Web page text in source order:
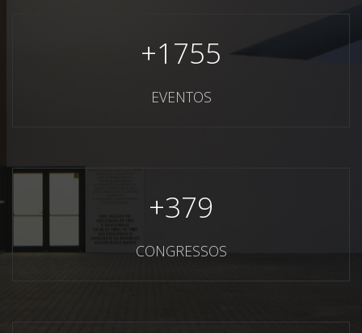
+1755
EVENTOS
+379
CONGRESSOS